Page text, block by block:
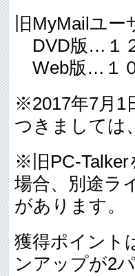
旧MyMailユー
DVD版…１
Web版…１
※2017年7月1
つきましては
※旧PC-Talker
場合、別途ラ
があります。
獲得ポイント
ンアップが2